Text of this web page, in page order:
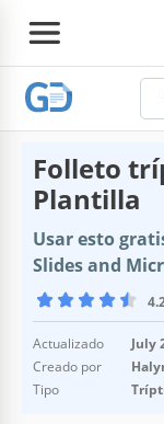
Folleto
Plantilla
Usar esto
Slides and
Actualizado
July
Creado por
Tipo